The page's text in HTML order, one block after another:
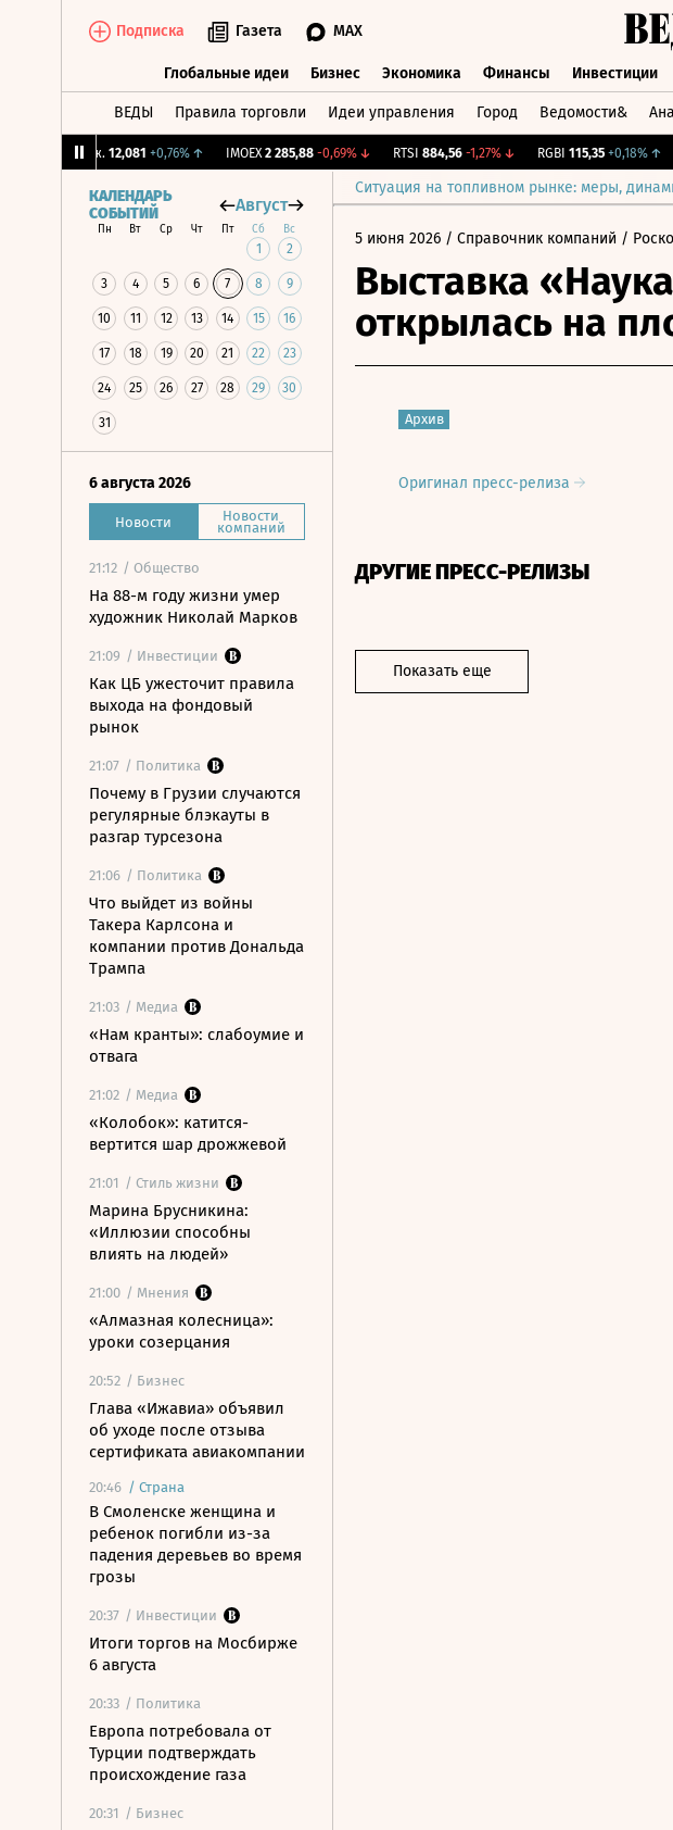
Подписка Газета MAX
Глобальные идеи Бизнес Экономика Финансы Инвестиции
ВЕДЫ Правила торговли Идеи управления Город Ведомости&
12,081 +0,76%↑ IMOEX 2 285,88 -0,69%↓ RTSI 884,56 -1,27%↓ RGBI 115,35 +0,18% ↑
Ситуация на топливном рынке: меры,
КАЛЕНДАРЬ
СОБЫТИЙ
Август
Пн Вт Ср Чт Пт Сб Вс
1 2
3 4 5 6 7 8 9
10 11 12 13 14 15 16
17 18 19 20 21 22 23
24 25 26 27 28 29 30
31
6 августа 2026
Новости Новости
компаний
21:12 / Общество
На 88-м году жизни умер
художник Николай Марков
21:09 / Инвестиции
Как ЦБ ужесточит правила
выхода на фондовый
рынок
21:07 / Политика
Почему в Грузии случаются
регулярные блэкауты в
разгар турсезона
21:06 / Политика
Что выйдет из войны
Такера Карлсона и
компании против Дональда
Трампа
21:03 / Медиа
«Нам кранты»: слабоумие и
отвага
21:02 / Медиа
«Колобок»: катится-
вертится шар дрожжевой
21:01 / Стиль жизни
Марина Брусникина:
«Иллюзии способны
влиять на людей»
21:00 / Мнения
«Алмазная колесница»:
уроки созерцания
20:52 / Бизнес
Глава «Ижавиа» объявил
об уходе после отзыва
сертификата авиакомпании
20:46 / Страна
В Смоленске женщина и
ребенок погибли из-за
падения деревьев во время
грозы
20:37 / Инвестиции
Итоги торгов на Мосбирже
6 августа
20:33 / Политика
Европа потребовала от
Турции подтверждать
происхождение газа
20:31 / Бизнес
5 июня 2026 / Справочник компаний /
Выставка
открылась на
Архив
Оригинал пресс-релиза
ДРУГИЕ ПРЕСС-РЕЛИЗЫ
Показать еще